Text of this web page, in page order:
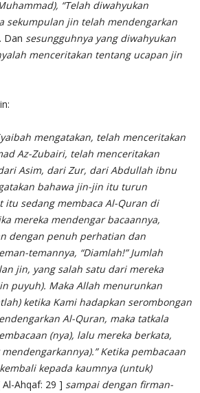
“Telah diwahyukan
sekumpulan jin telah mendengarkan
Dan sesungguhnya yang diwahyukan
menceritakan tentang ucapan jin
mengatakan, telah menceritakan
Az-Zubairi, telah menceritakan
Asim, dari Zur, dari Abdullah ibnu
bahawa jin-jin itu turun
mereka mendengar bacaannya,
dengan penuh perhatian dan
temannya, “Diamlah!” Jumlah
jin, yang salah satu dari mereka
puyuh). Maka Allah menurunkan
ketika Kami hadapkan serombongan
Al-Quran, maka tatkala
(nya), lalu mereka berkata,
Ketika pembacaan
kepada kaumnya (untuk)
Al-Ahqaf: 29 ] sampai dengan firman-